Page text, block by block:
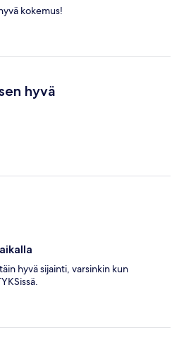
kokemus!
hyvä
hyvä sijainti, varsinkin kun